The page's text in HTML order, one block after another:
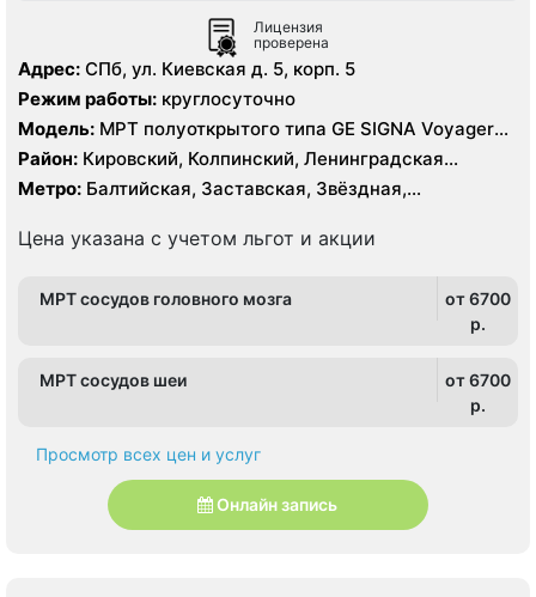
Лицензия
проверена
Адрес: СПб, ул. Киевская д. 5, корп. 5
Режим работы: круглосуточно
Модель: МРТ полуоткрытого типа GE SIGNA Voyager
1.5 Тесла, КТ GE Revolution EVO 128 срезов, УЗИ GE
Logiq E9, рентген
Район: Кировский, Колпинский, Ленинградская
область, Московский, Невский, Пушкинский,
Фрунзенский, Центральный
Метро: Балтийская, Заставская, Звёздная,
Парк Победы, Технологический институт,
Фрунзенская, Шушары, Электросила
Цена указана с учетом льгот и акции
МРТ сосудов головного мозга
от 6700
p.
МРТ сосудов шеи
от 6700
p.
Просмотр всех цен и услуг
Онлайн запись